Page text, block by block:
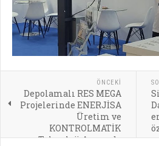
ÖNCEKI
Depolamalı RES MEGA
Projelerinde ENERJİSA
Üretim ve
KONTROLMATİK
Teknoloji Arasında